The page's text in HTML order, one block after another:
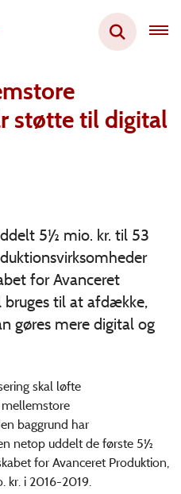
støtte til digital
5½ mio. kr. til 53
for Avanceret
bruges til at afdække,
gøres mere digital og
skal løfte
mellemstore
baggrund har
netop uddelt de første 5½
for Avanceret Produktion,
kr. i 2016-2019.